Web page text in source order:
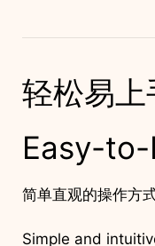
轻松易上
Easy-
简单直观的操作方
Simple and